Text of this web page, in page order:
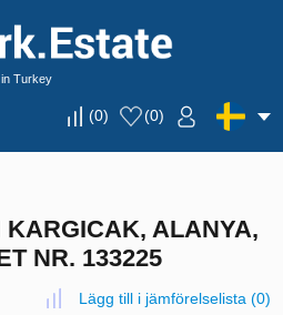
Turkey
(0) (0)
KARGICAK, ALANYA,
NR. 133225
Lägg till i jämförelselista (0)